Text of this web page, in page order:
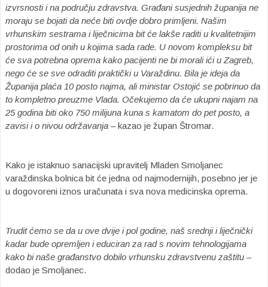
izvrsnosti i na području zdravstva. Građani susjednih županija ne
moraju se bojati da neće biti ovdje dobro primljeni. Našim
vrhunskim sestrama i liječnicima bit će lakše raditi u kvalitetnijim
prostorima od onih u kojima sada rade. U novom kompleksu bit
će sva potrebna oprema kako pacijenti ne bi morali ići u Zagreb,
nego će se sve odraditi praktički u Varaždinu. Bila je ideja da
Županija plaća 10 posto najma, ali ministar Ostojić se pobrinuo da
to kompletno preuzme Vlada. Očekujemo da će ukupni najam na
25 godina biti oko 750 milijuna kuna s kamatom do pet posto, a
zavisi i o nivou održavanja – kazao je župan Štromar.
Kako je istaknuo sanacijski upravitelj Mladen Smoljanec
varaždinska bolnica bit će jedna od najmodernijih, posebno jer je
u dogovoreni iznos uračunata i sva nova medicinska oprema.
Trudit ćemo se da u ove dvije i pol godine, naš srednji i liječnički
kadar bude opremljen i educiran za rad s novim tehnologijama
kako bi naše građanstvo dobilo vrhunsku zdravstvenu zaštitu –
dodao je Smoljanec.